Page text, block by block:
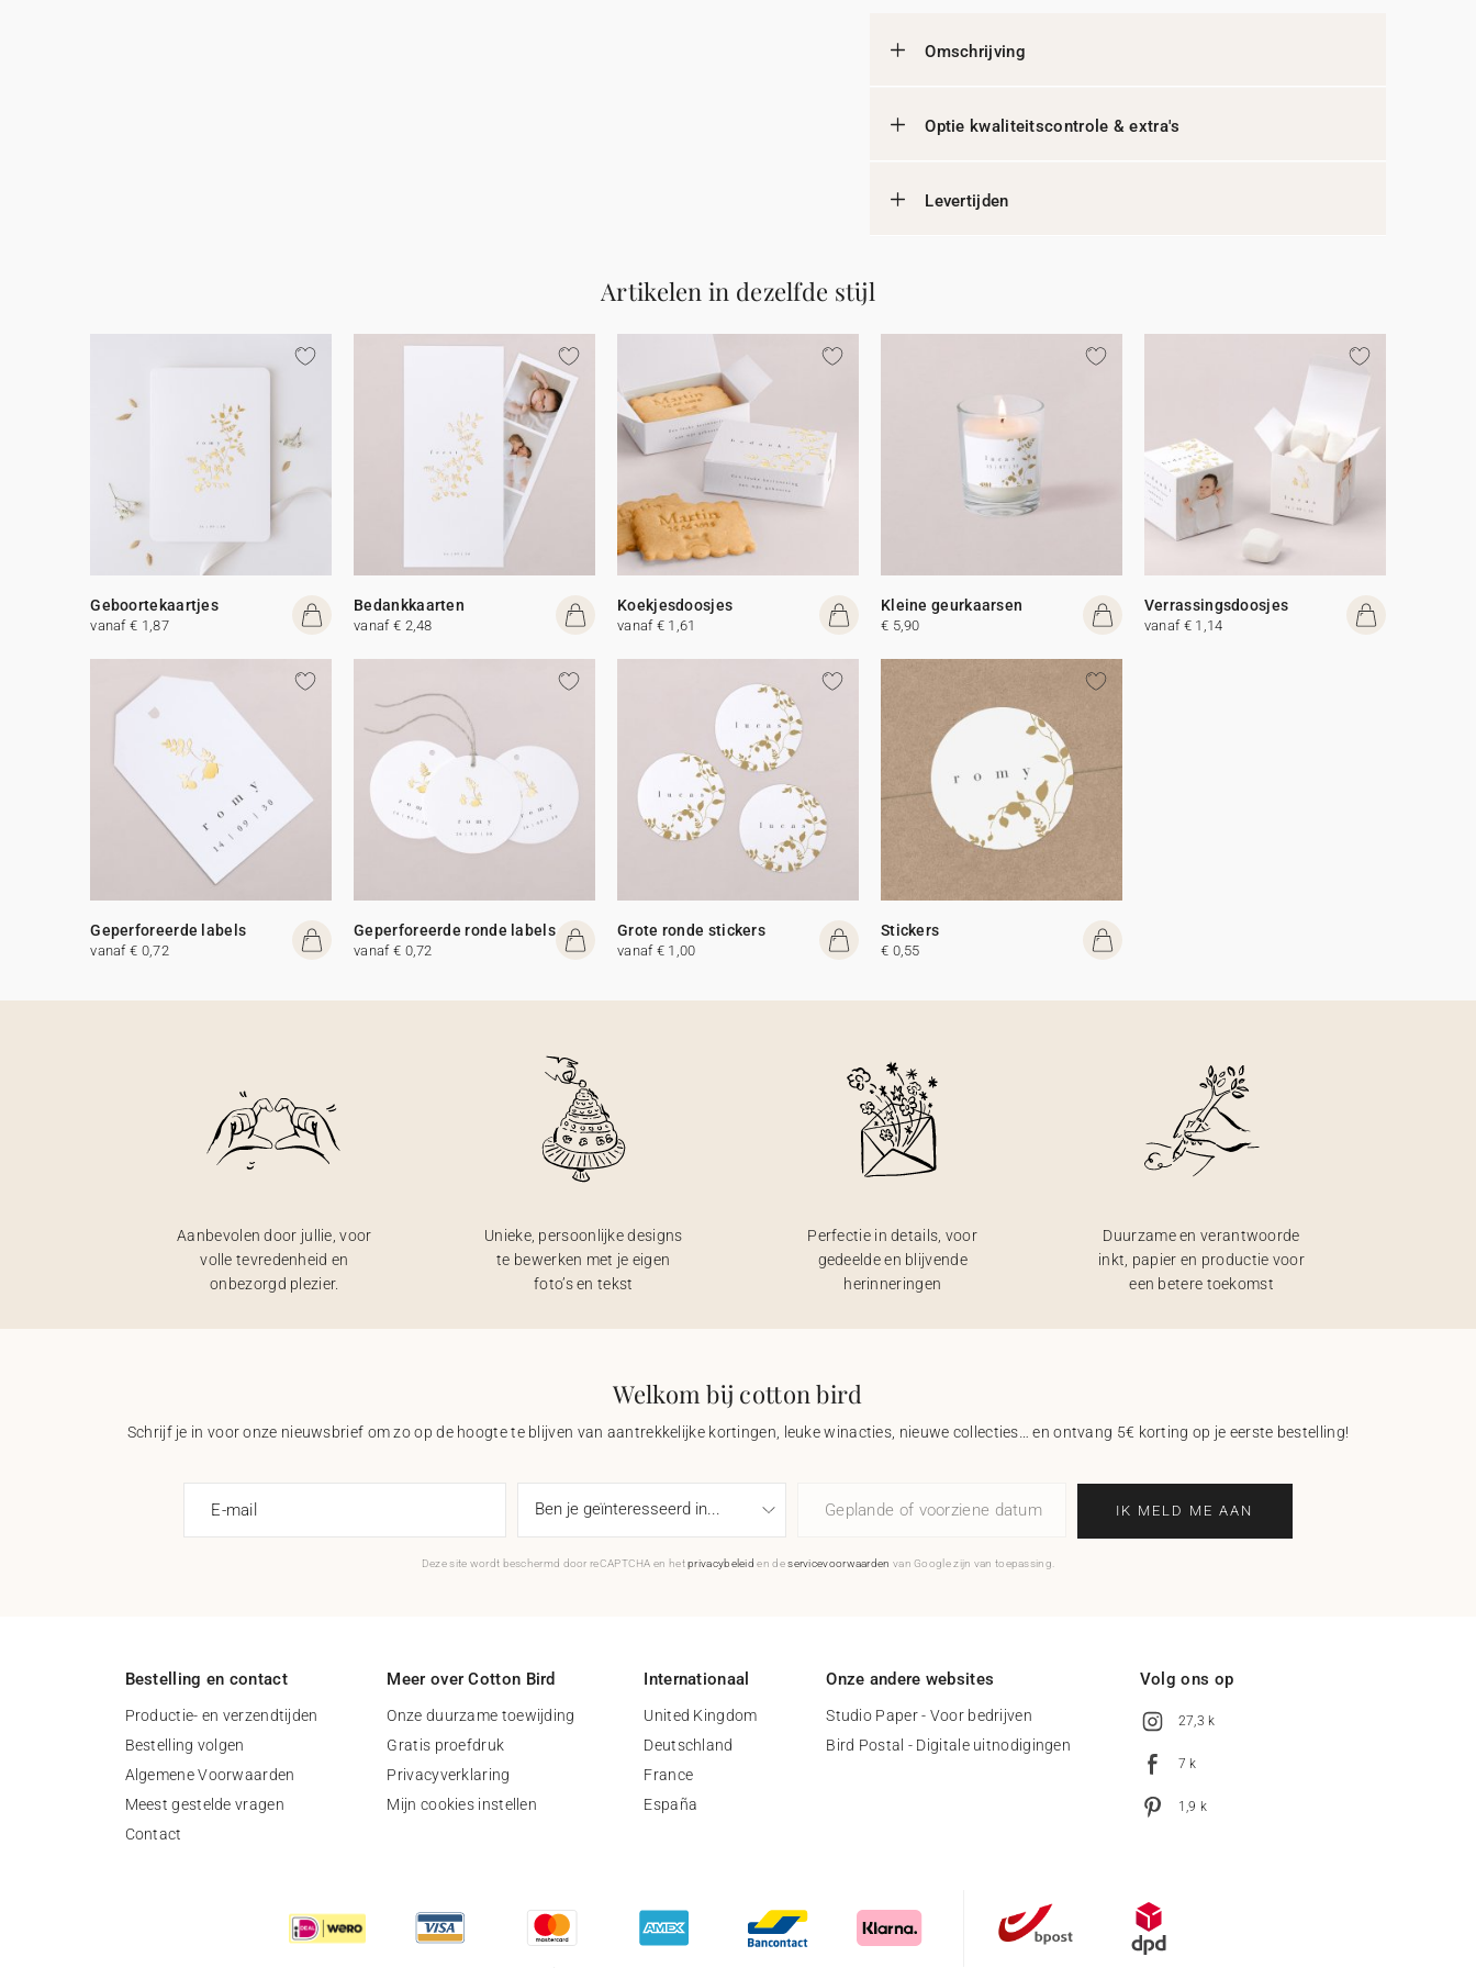
Omschrijving
Optie kwaliteitscontrole & extra's
Levertijden
Artikelen in dezelfde stijl
Geboortekaartjes
vanaf € 1,87
Bedankkaarten
vanaf € 2,48
Koekjesdoosjes
vanaf € 1,61
Kleine geurkaarsen
€ 5,90
Verrassingsdoosjes
vanaf € 1,14
Geperforeerde labels
vanaf € 0,72
Geperforeerde ronde labels
vanaf € 0,72
Grote ronde stickers
vanaf € 1,00
Stickers
€ 0,55
Aanbevolen door jullie, voor
volle tevredenheid en
onbezorgd plezier.
Unieke, persoonlijke designs
te bewerken met je eigen
foto’s en tekst
Perfectie in details, voor
gedeelde en blijvende
herinneringen
Duurzame en verantwoorde
inkt, papier en productie voor
een betere toekomst
Welkom bij cotton bird
Schrijf je in voor onze nieuwsbrief om zo op de hoogte te blijven van aantrekkelijke kortingen, leuke winacties, nieuwe collecties… en ontvang 5€ korting op je eerste bestelling!
E-mail Geplande of voorziene datum IK MELD ME AAN
Deze site wordt beschermd door reCAPTCHA en hetprivacybeleid en deservicevoorwaarden van Google zijn van toepassing.
Bestelling en contact
Productie- en verzendtijden
Bestelling volgen
Algemene Voorwaarden
Meest gestelde vragen
Contact
Meer over Cotton Bird
Onze duurzame toewijding
Gratis proefdruk
Privacyverklaring
Mijn cookies instellen
Internationaal
United Kingdom
Deutschland
France
España
Onze andere websites
Studio Paper - Voor bedrijven
Bird Postal - Digitale uitnodigingen
Volg ons op
27,3 k
7 k
1,9 k